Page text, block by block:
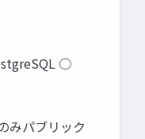
○
みパブリック